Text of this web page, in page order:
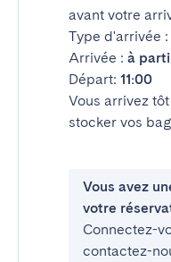
avant votre
Type d'arrivée :
Arrivée : à
Départ: 11:00
Vous arrivez
stocker vos
Vous avez
votre
Connectez-
contactez-